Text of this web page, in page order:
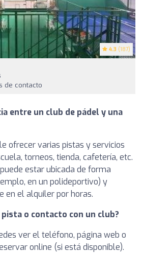
4.3 (187)
de contacto
entre un club de pádel y una
ofrecer varias pistas y servicios
torneos, tienda, cafetería, etc.
estar ubicada de forma
en un polideportivo) y
en el alquiler por horas.
o contacto con un club?
ver el teléfono, página web o
online (si está disponible).